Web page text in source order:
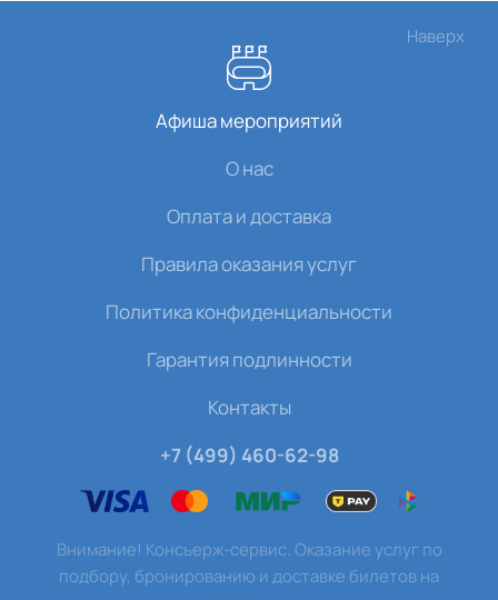
Наверх
Афиша мероприятий
О нас
Оплата и доставка
Правила оказания услуг
Политика конфиденциальности
Гарантия подлинности
Контакты
+7 (499) 460-62-98
Внимание! Консьерж-сервис. Оказание услуг по
подбору, бронированию и доставке билетов на